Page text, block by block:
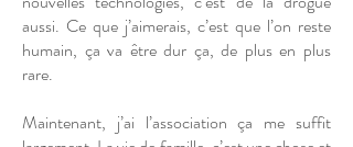
aussi. Ce que j’aimerais, c’est que l’on reste
humain, ça va être dur ça, de plus en plus
rare.
Maintenant, j’ai l’association ça me suffit